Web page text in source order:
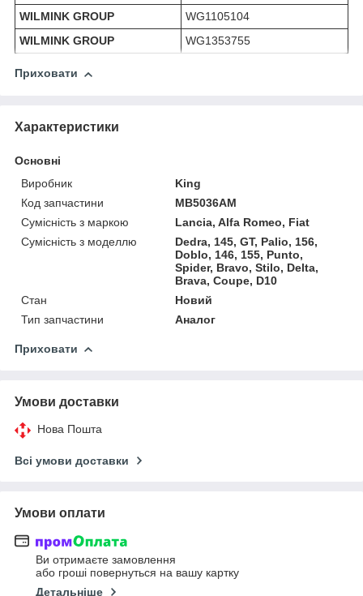
WILMINK GROUP
WG1105104
WILMINK GROUP
WG1353755
Приховати
Характеристики
Основні
Виробник
King
Код запчастини
MB5036AM
Сумісність з маркою
Lancia, Alfa Romeo, Fiat
Сумісність з моделлю
Dedra, 145, GT, Palio, 156,
Doblo, 146, 155, Punto,
Spider, Bravo, Stilo, Delta,
Brava, Coupe, D10
Стан
Новий
Тип запчастини
Аналог
Приховати
Умови доставки
Нова Пошта
Всі умови доставки
Умови оплати
Ви отримаєте замовлення
або гроші повернуться на вашу картку
Детальніше